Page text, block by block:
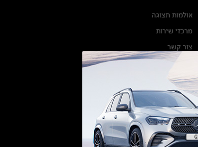
אולמות תצוגה
מרכזי שירות
צור קשר